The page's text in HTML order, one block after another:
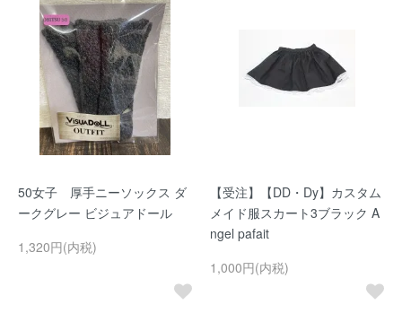
50女子 厚手ニーソックス ダ
ークグレー ビジュアドール
1,320円(内税)
【受注】【DD・Dy】カスタム
メイド服スカート3ブラック A
ngel pafait
1,000円(内税)